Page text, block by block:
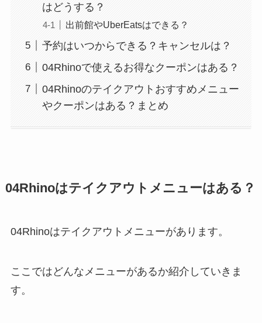
はどうする？
出前館やUberEatsはできる？
予約はいつからできる？キャンセルは？
04Rhinoで使えるお得なクーポンはある？
04Rhinoのテイクアウトおすすめメニュー
やクーポンはある？まとめ
04Rhinoはテイクアウトメニューはある？
04Rhinoはテイクアウトメニューがあります。
ここではどんなメニューがあるか紹介していきま
す。